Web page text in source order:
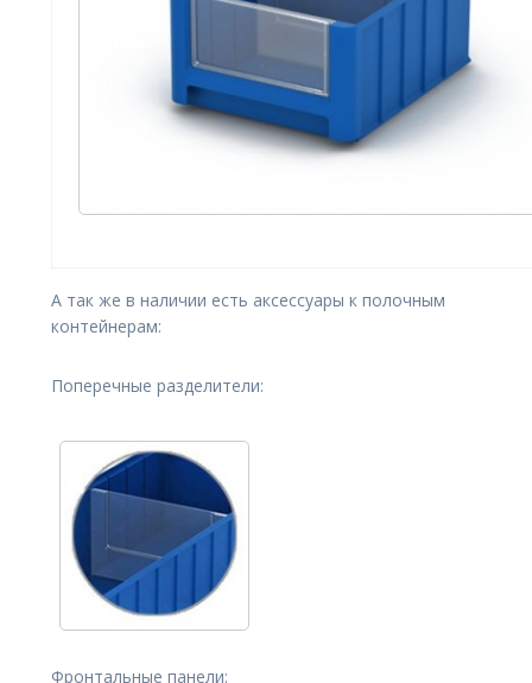
А так же в наличии есть аксессуары к полочным
контейнерам:
Поперечные разделители:
Фронтальные панели: